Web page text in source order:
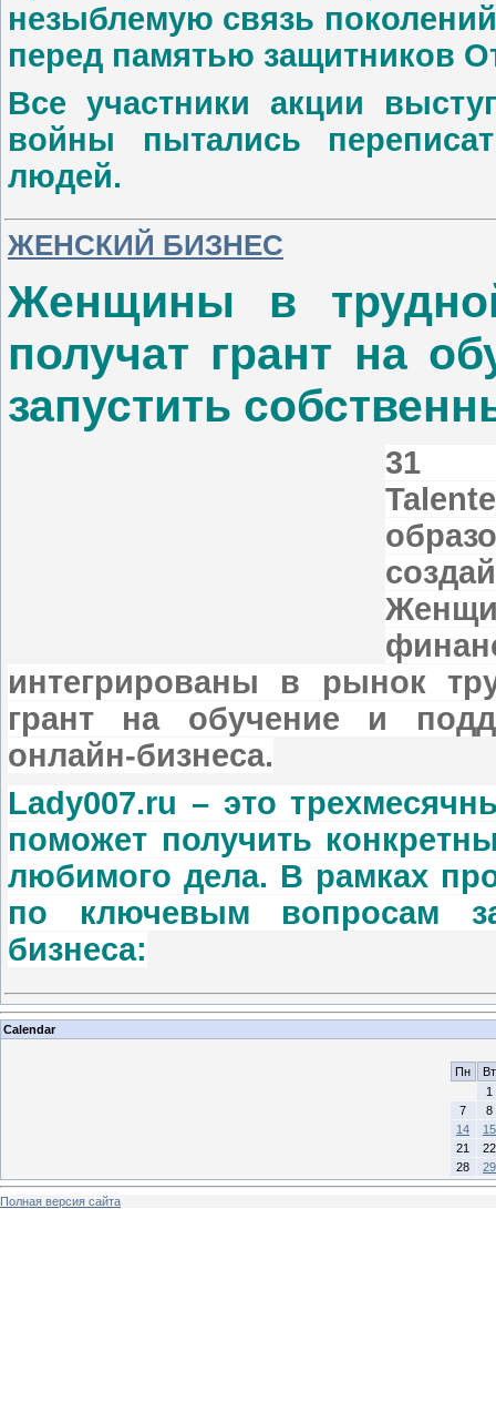
незыблемую связь
перед памятью защитников
Все участники акции
войны пытались
людей.
ЖЕНСКИЙ БИЗНЕС
Женщины в
получат грант на
запустить
31
интегрированы в рынок
грант на обучение и
онлайн-бизнеса.
Lady007.ru – это
поможет получить
любимого дела. В рамках
по ключевым вопросам
бизнеса:
Calendar
Пн
Вт
1
7
8
14
15
21
22
28
29
Полная версия сайта